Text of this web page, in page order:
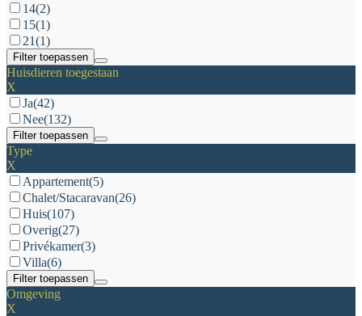
14(2)
15(1)
21(1)
Filter toepassen
Huisdieren toegestaan
X
Ja(42)
Nee(132)
Filter toepassen
Type
X
Appartement(5)
Chalet/Stacaravan(26)
Huis(107)
Overig(27)
Privékamer(3)
Villa(6)
Filter toepassen
Omgeving
X